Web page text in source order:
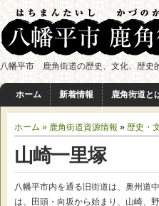
八幡平市 鹿角街道の歴史、文化、歴史
ホーム 新着情報 鹿角街道と
ホーム » 鹿角街道資源情報 » 歴史・
山崎一里塚
八幡平市内を通る旧街道は、奥州道
は、田頭・向坂から始まり、山崎、